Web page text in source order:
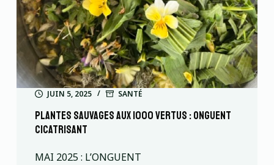
JUIN 5, 2025 SANTÉ
plantes sauvages AUX 1000 VERTUS : onguent
cicatrisant
MAI 2025 : L’ONGUENT